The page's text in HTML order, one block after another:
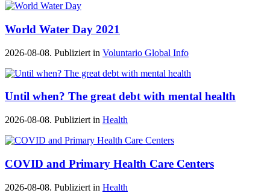
World Water Day 2021
2026-08-08. Publiziert in Voluntario Global Info
Until when? The great debt with mental health
2026-08-08. Publiziert in Health
COVID and Primary Health Care Centers
2026-08-08. Publiziert in Health